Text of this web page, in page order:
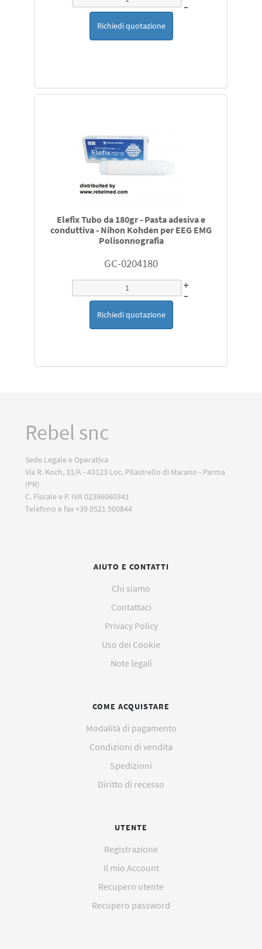
–
Richiedi quotazione
Elefix Tubo da 180gr - Pasta adesiva e
conduttiva - Nihon Kohden per EEG EMG
Polisonnografia
GC-0204180
+
–
Richiedi quotazione
Rebel snc
Sede Legale e Operativa
Via R. Koch, 31/A - 43123 Loc. Pilastrello di Marano - Parma
(PR)
C. Fiscale e P. IVA 02396060341
Telefono e fax +39 0521 500844
AIUTO E CONTATTI
Chi siamo
Contattaci
Privacy Policy
Uso dei Cookie
Note legali
COME ACQUISTARE
Modalità di pagamento
Condizioni di vendita
Spedizioni
Diritto di recesso
UTENTE
Registrazione
Il mio Account
Recupero utente
Recupero password